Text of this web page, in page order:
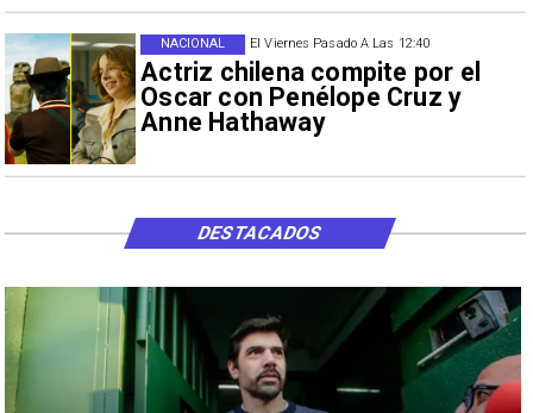
El Viernes Pasado A Las 12:40
Actriz chilena compite por el
Oscar con Penélope Cruz y
Anne Hathaway
NACIONAL
DESTACADOS